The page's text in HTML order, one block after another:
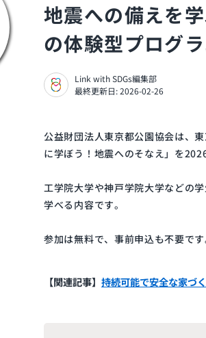
地震への備えを
の体験型プログ
Link with SDGs編集部
最終更新日: 2026-02-26
公益財団法人東京都公園協会は、
に学ぼう！地震へのそなえ」を
工学院大学や神戸学院大学などの
学べる内容です。
参加は無料で、事前申込も不要です
【関連記事】 持続可能で安全な家づ